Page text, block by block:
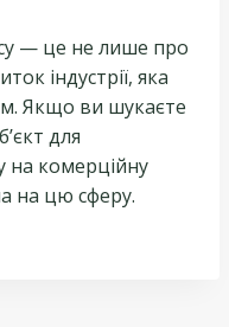
— це не лише про
індустрії, яка
Якщо ви шукаєте
для
на комерційну
на цю сферу.